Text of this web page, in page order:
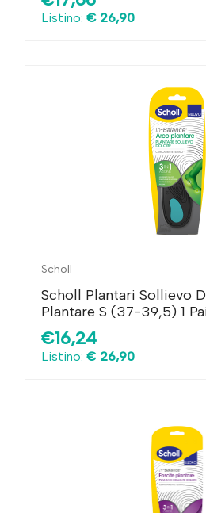
Listino: € 26,90
Scholl
Scholl Plantari Sollievo
Plantare S (37-39,5) 1
€16,24
Listino: € 26,90